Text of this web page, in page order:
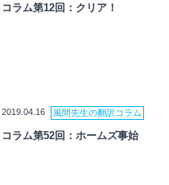
コラム第12回：クリア！
2019.04.16 風間先生の翻訳コラム
コラム第52回：ホームズ事始